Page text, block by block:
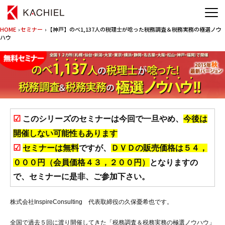
HOME ›セミナー › 【神戸】のべ1,137人の税理士が唸った税務調査＆税務実務の極選ノウ
ハウ
☑ このシリーズのセミナーは今回で一旦やめ、 今後は
開催しない可能性もあります
☑ セミナーは無料ですが、
ＤＶＤの販売価格は５４，
０００円（会員価格４３，２００円）
となりますの
で、セミナーに是非、ご参加下さい。
株式会社InspireConsulting 代表取締役の久保憂希也です。
全国で過去５回に渡り開催してきた「税務調査＆税務実務の極選ノウハウ」